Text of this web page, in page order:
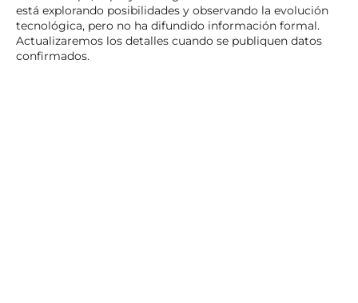
está explorando posibilidades y observando la evolución
tecnológica, pero no ha difundido información formal.
Actualizaremos los detalles cuando se publiquen datos
confirmados.